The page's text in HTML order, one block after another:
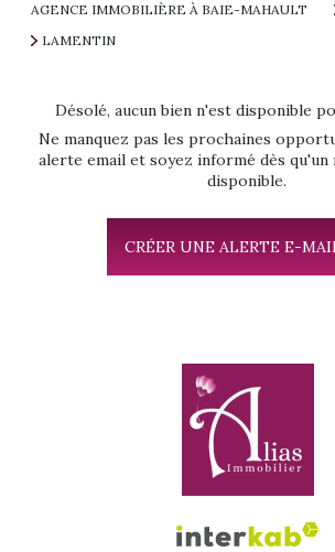
AGENCE IMMOBILIÈRE À BAIE-MAHAULT
LAMENTIN
Désolé, aucun bien n'est disponible
Ne manquez pas les prochaines
alerte email et soyez informé dès qu'un
disponible.
CRÉER UNE ALERTE E-